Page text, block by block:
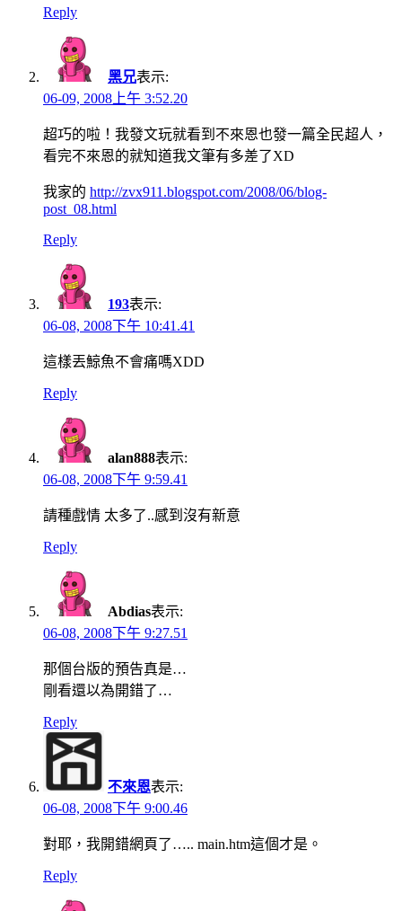
Reply
黑兄表示:
06-09, 2008上午 3:52.20
超巧的啦！我發文玩就看到不來恩也發一篇全民超人，
看完不來恩的就知道我文筆有多差了XD
我家的 http://zvx911.blogspot.com/2008/06/blog-
post_08.html
Reply
193表示:
06-08, 2008下午 10:41.41
這樣丟鯨魚不會痛嗎XDD
Reply
alan888表示:
06-08, 2008下午 9:59.41
請種戲情 太多了..感到沒有新意
Reply
Abdias表示:
06-08, 2008下午 9:27.51
那個台版的預告真是…
剛看還以為開錯了…
Reply
不來恩表示:
06-08, 2008下午 9:00.46
對耶，我開錯網頁了….. main.htm這個才是。
Reply